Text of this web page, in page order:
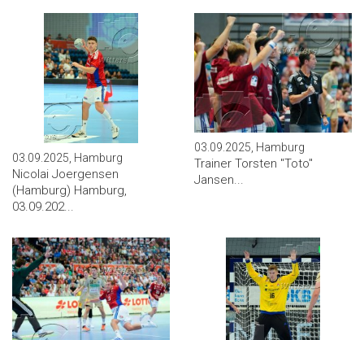
03.09.2025, Hamburg
Nicolai Joergensen
(Hamburg) Hamburg,
03.09.202...
03.09.2025, Hamburg
Trainer Torsten ''Toto''
Jansen...